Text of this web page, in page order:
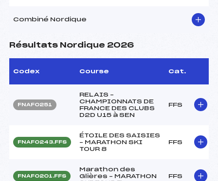
Combiné Nordique
Résultats Nordique 2026
Codex Course Cat.
FNAF0251
RELAIS –
CHAMPIONNATS DE
FRANCE DES CLUBS
D2D U15 à SEN
FFS
FNAF0243.FFS
ÉTOILE DES SAISIES
– MARATHON SKI
TOUR 8
FFS
FNAF0201.FFS
Marathon des
Glières – MARATHON
FFS